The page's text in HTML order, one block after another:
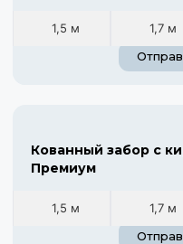
1,5 м 1,7 м
Кованный забор с
Премиум
1,5 м 1,7 м